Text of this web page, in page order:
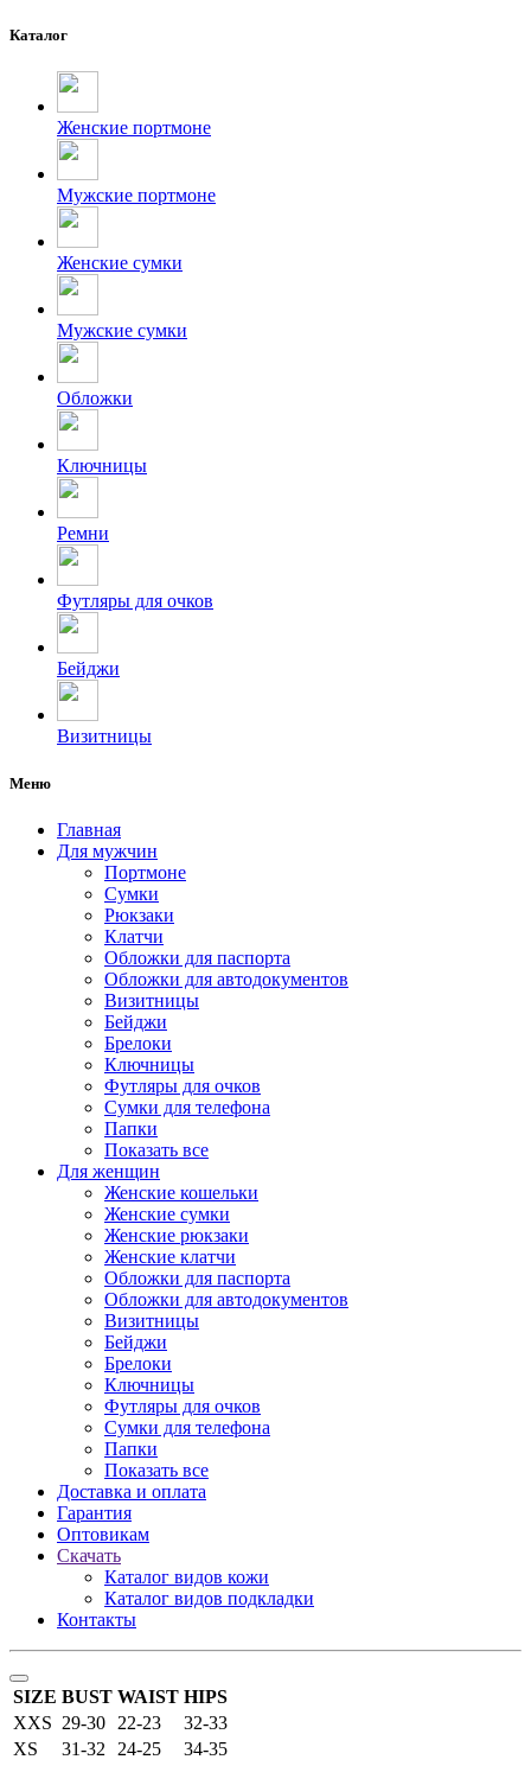
Каталог
Женские портмоне
Мужские портмоне
Женские сумки
Мужские сумки
Обложки
Ключницы
Ремни
Футляры для очков
Бейджи
Визитницы
Меню
Главная
Для мужчин
Портмоне
Сумки
Рюкзаки
Клатчи
Обложки для паспорта
Обложки для автодокументов
Визитницы
Бейджи
Брелоки
Ключницы
Футляры для очков
Сумки для телефона
Папки
Показать все
Для женщин
Женские кошельки
Женские сумки
Женские рюкзаки
Женские клатчи
Обложки для паспорта
Обложки для автодокументов
Визитницы
Бейджи
Брелоки
Ключницы
Футляры для очков
Сумки для телефона
Папки
Показать все
Доставка и оплата
Гарантия
Оптовикам
Скачать
Каталог видов кожи
Каталог видов подкладки
Контакты
SIZE BUST WAIST HIPS
XXS 29-30 22-23
32-33
XS
31-32 24-25
34-35